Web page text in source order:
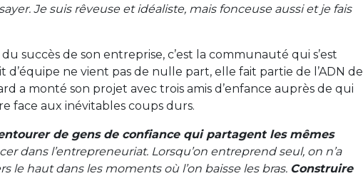
Je suis rêveuse et idéaliste, mais fonceuse aussi et je fais
succès de son entreprise, c’est la communauté qui s’est
ne vient pas de nulle part, elle fait partie de l’ADN de
a monté son projet avec trois amis d’enfance auprès de qui
face aux inévitables coups durs.
de gens de confiance qui partagent les mêmes
dans l’entrepreneuriat. Lorsqu’on entreprend seul, on n’a
le haut dans les moments où l’on baisse les bras. Construire